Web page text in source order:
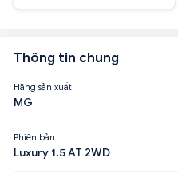
Thông tin chung
Hãng sản xuất
MG
Phiên bản
Luxury 1.5 AT 2WD